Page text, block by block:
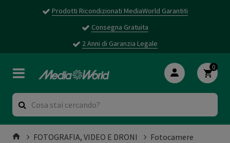
Prodotti Ricondizionati MediaWorld Garantiti
Consegna Gratuita
2 Anni di Garanzia Legale
0
FOTOGRAFIA, VIDEO E DRONI
Fotocamere